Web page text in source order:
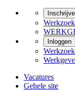
Inloggen
Vacatures
Gehele site